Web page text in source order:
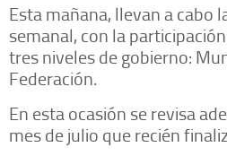
Esta mañana, llevan a cabo
semanal, con la
tres niveles de gobierno:
Federación.
En esta ocasión se revisa
mes de julio que recién